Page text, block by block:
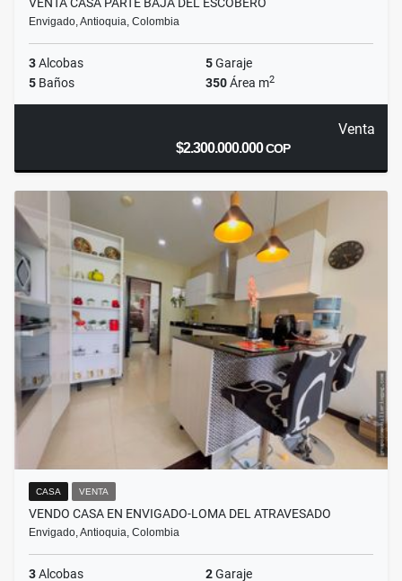
Envigado, Antioquia, Colombia
3Alcobas 5Garaje
5 Baños 350Área m2
Venta
$2.300.000.000COP
CASA VENTA
VENDO CASA EN ENVIGADO-LOMA DEL ATRAVESADO
Envigado, Antioquia, Colombia
3Alcobas 2Garaje